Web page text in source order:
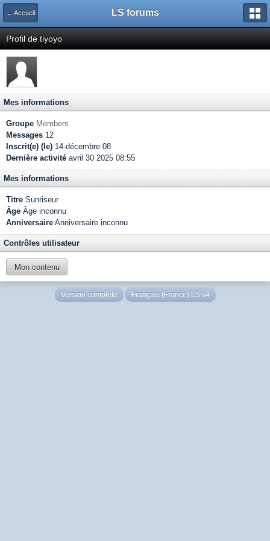
← Accueil LS forums
Profil de tiyoyo
Mes informations
Groupe Members
Messages 12
Inscrit(e) (le) 14-décembre 08
Dernière activité avril 30 2025 08:55
Mes informations
Titre Sunriseur
Âge Âge inconnu
Anniversaire Anniversaire inconnu
Contrôles utilisateur
Mon contenu
Version complète Français (France) LS v4